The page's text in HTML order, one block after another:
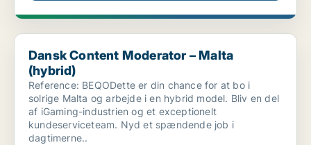
Dansk Content Moderator – Malta (hybrid)
Dansk Content Moderator – Malta
(hybrid)
Reference: BEQODette er din chance for at bo i
solrige Malta og arbejde i en hybrid model. Bliv en del
af iGaming-industrien og et exceptionelt
kundeserviceteam. Nyd et spændende job i
dagtimerne..